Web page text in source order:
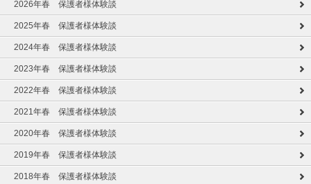
2026年春 保護者様体験談
2025年春 保護者様体験談
2024年春 保護者様体験談
2023年春 保護者様体験談
2022年春 保護者様体験談
2021年春 保護者様体験談
2020年春 保護者様体験談
2019年春 保護者様体験談
2018年春 保護者様体験談